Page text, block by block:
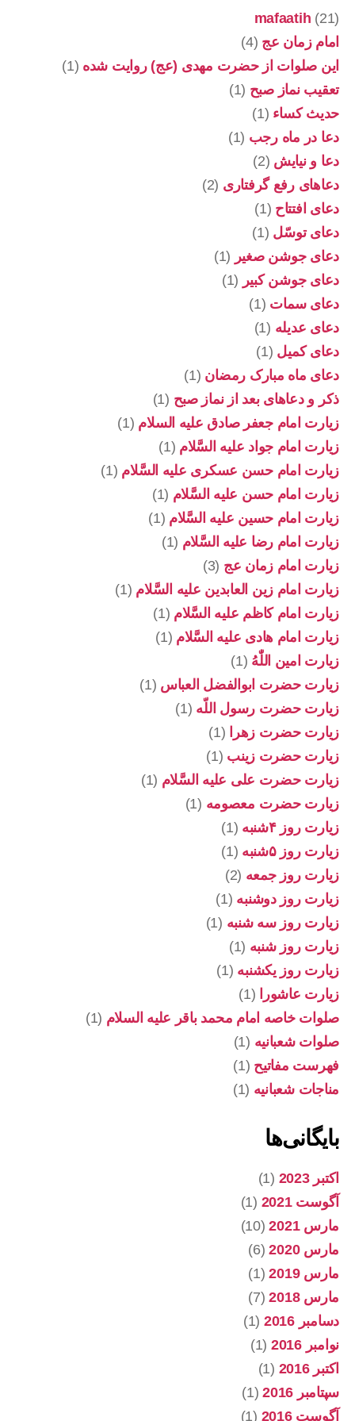
mafaatih (21)
امام زمان عج (4)
این صلوات از حضرت مهدی (عج) روایت شده (1)
تعقیب نماز صبح (1)
حدیث کساء (1)
دعا در ماه رجب (1)
دعا و نیایش (2)
دعاهای رفع گرفتاری (2)
دعای افتتاح (1)
دعای توسّل (1)
دعای جوشن صغیر (1)
دعای جوشن کبیر (1)
دعای سمات (1)
دعای عدیله (1)
دعای کمیل (1)
دعای ماه مبارک رمضان (1)
ذکر و دعاهای بعد از نماز صبح (1)
زیارت امام جعفر صادق علیه السلام (1)
زیارت امام جواد علیه السَّلام (1)
زیارت امام حسن عسکری علیه السَّلام (1)
زیارت امام حسن علیه السَّلام (1)
زیارت امام حسین علیه السَّلام (1)
زیارت امام رضا علیه السَّلام (1)
زیارت امام زمان عج (3)
زیارت امام زین العابدین علیه السَّلام (1)
زیارت امام کاظم علیه السَّلام (1)
زیارت امام هادی علیه السَّلام (1)
زیارت امین اللّٰهُ (1)
زیارت حضرت ابوالفضل العباس (1)
زیارت حضرت رسول اللّه (1)
زیارت حضرت زهرا
(1)
زیارت حضرت زینب (1)
زیارت حضرت علی علیه السَّلام (1)
زیارت حضرت معصومه (1)
زیارت روز ۴شنبه
(1)
زیارت روز ۵شنبه
(1)
زیارت روز جمعه (2)
زیارت روز دوشنبه (1)
زیارت روز سه شنبه (1)
زیارت روز شنبه (1)
زیارت روز یکشنبه (1)
زیارت عاشورا
(1)
صلوات خاصه امام محمد باقر علیه السلام (1)
صلوات شعبانیه (1)
فهرست مفاتیح (1)
مناجات شعبانیه (1)
بایگانی‌ها
اکتبر 2023
(1)
آگوست 2021
(1)
مارس 2021
(10)
مارس 2020
(6)
مارس 2019
(1)
مارس 2018
(7)
دسامبر 2016
(1)
نوامبر 2016
(1)
اکتبر 2016
(1)
سپتامبر 2016
(1)
آگوست 2016
(1)